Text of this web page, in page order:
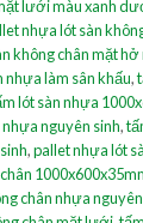
lưới màu xanh
nhựa lót sàn
không chân mặt
nhựa làm sân khấu,
lót sàn nhựa
nguyên sinh,
,pallet nhựa lót
chân nhựa